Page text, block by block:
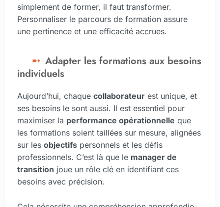
simplement de former, il faut transformer.
Personnaliser le parcours de formation assure
une pertinence et une efficacité accrues.
Adapter les formations aux besoins
individuels
Aujourd’hui, chaque collaborateur est unique, et
ses besoins le sont aussi. Il est essentiel pour
maximiser la performance opérationnelle que
les formations soient taillées sur mesure, alignées
sur les objectifs personnels et les défis
professionnels. C’est là que le manager de
transition joue un rôle clé en identifiant ces
besoins avec précision.